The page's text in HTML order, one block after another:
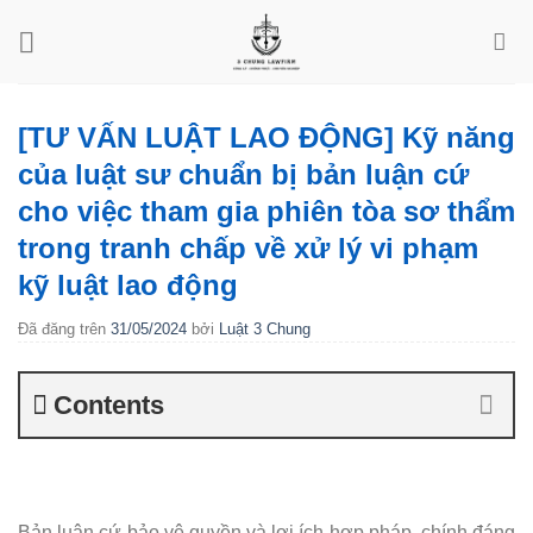
[TƯ VẤN LUẬT LAO ĐỘNG] Kỹ năng
của luật sư chuẩn bị bản luận cứ
cho việc tham gia phiên tòa sơ thẩm
trong tranh chấp về xử lý vi phạm
kỹ luật lao động
Đã đăng trên 31/05/2024 bởi Luật 3 Chung
Contents